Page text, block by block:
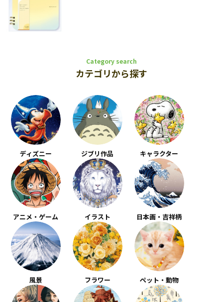
Category search
カテゴリから探す
ディズニー ジブリ作品 キャラクター
アニメ・ゲーム イラスト 日本画・吉祥柄
風景 フラワー ペット・動物